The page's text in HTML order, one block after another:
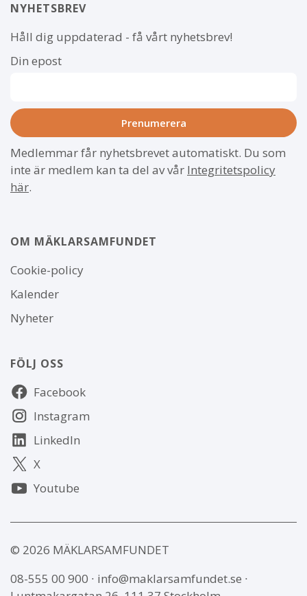
NYHETSBREV
Håll dig uppdaterad - få vårt nyhetsbrev!
Din epost
Medlemmar får nyhetsbrevet automatiskt. Du som
inte är medlem kan ta del av vår Integritetspolicy
här.
OM MÄKLARSAMFUNDET
Om
webbplatsen
Cookie-policy
Kalender
Nyheter
FÖLJ OSS
Följ
oss Facebook
Instagram
LinkedIn
X
Youtube
© 2026 MÄKLARSAMFUNDET
08-555 00 900 ∙ info@maklarsamfundet.se ∙